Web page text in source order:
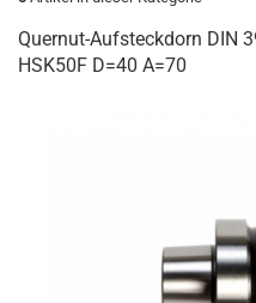
Quernut-Aufsteckdorn DIN
HSK50F D=40 A=70